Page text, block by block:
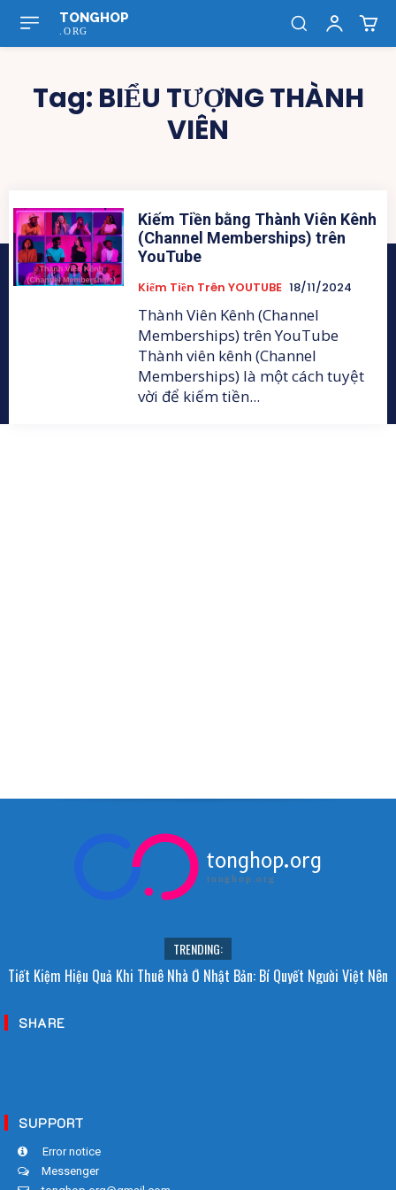
TONGHOP
.ORG
Tag: BIỂU TƯỢNG THÀNH
VIÊN
Kiếm Tiền bằng Thành Viên Kênh
(Channel Memberships) trên
YouTube
Kiếm Tiền Trên YOUTUBE 18/11/2024
Thành Viên Kênh (Channel
Memberships) trên YouTube
Thành viên kênh (Channel
Memberships) là một cách tuyệt
vời để kiếm tiền...
tonghop.org
tonghop.org
TRENDING:
Tiết Kiệm Hiệu Quả Khi Thuê Nhà Ở Nhật Bản: Bí Quyết Người Việt Nên
SHARE
SUPPORT
Error notice
Messenger